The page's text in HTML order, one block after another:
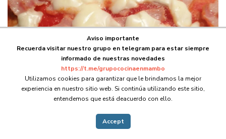
Masa de pizza en Mambo
Aviso importante
Recuerda visitar nuestro grupo en telegram para estar siempre
informado de nuestras novedades
https://t.me/grupococinaenmambo
Utilizamos cookies para garantizar que le brindamos la mejor
experiencia en nuestro sitio web. Si continúa utilizando este sitio,
entendemos que está deacuerdo con ello.
Accept